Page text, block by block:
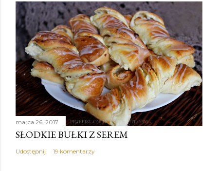
marca 26, 2017
SŁODKIE BUŁKI Z SEREM
Udostępnij 19 komentarzy